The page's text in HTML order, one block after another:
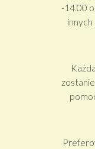
-14.00